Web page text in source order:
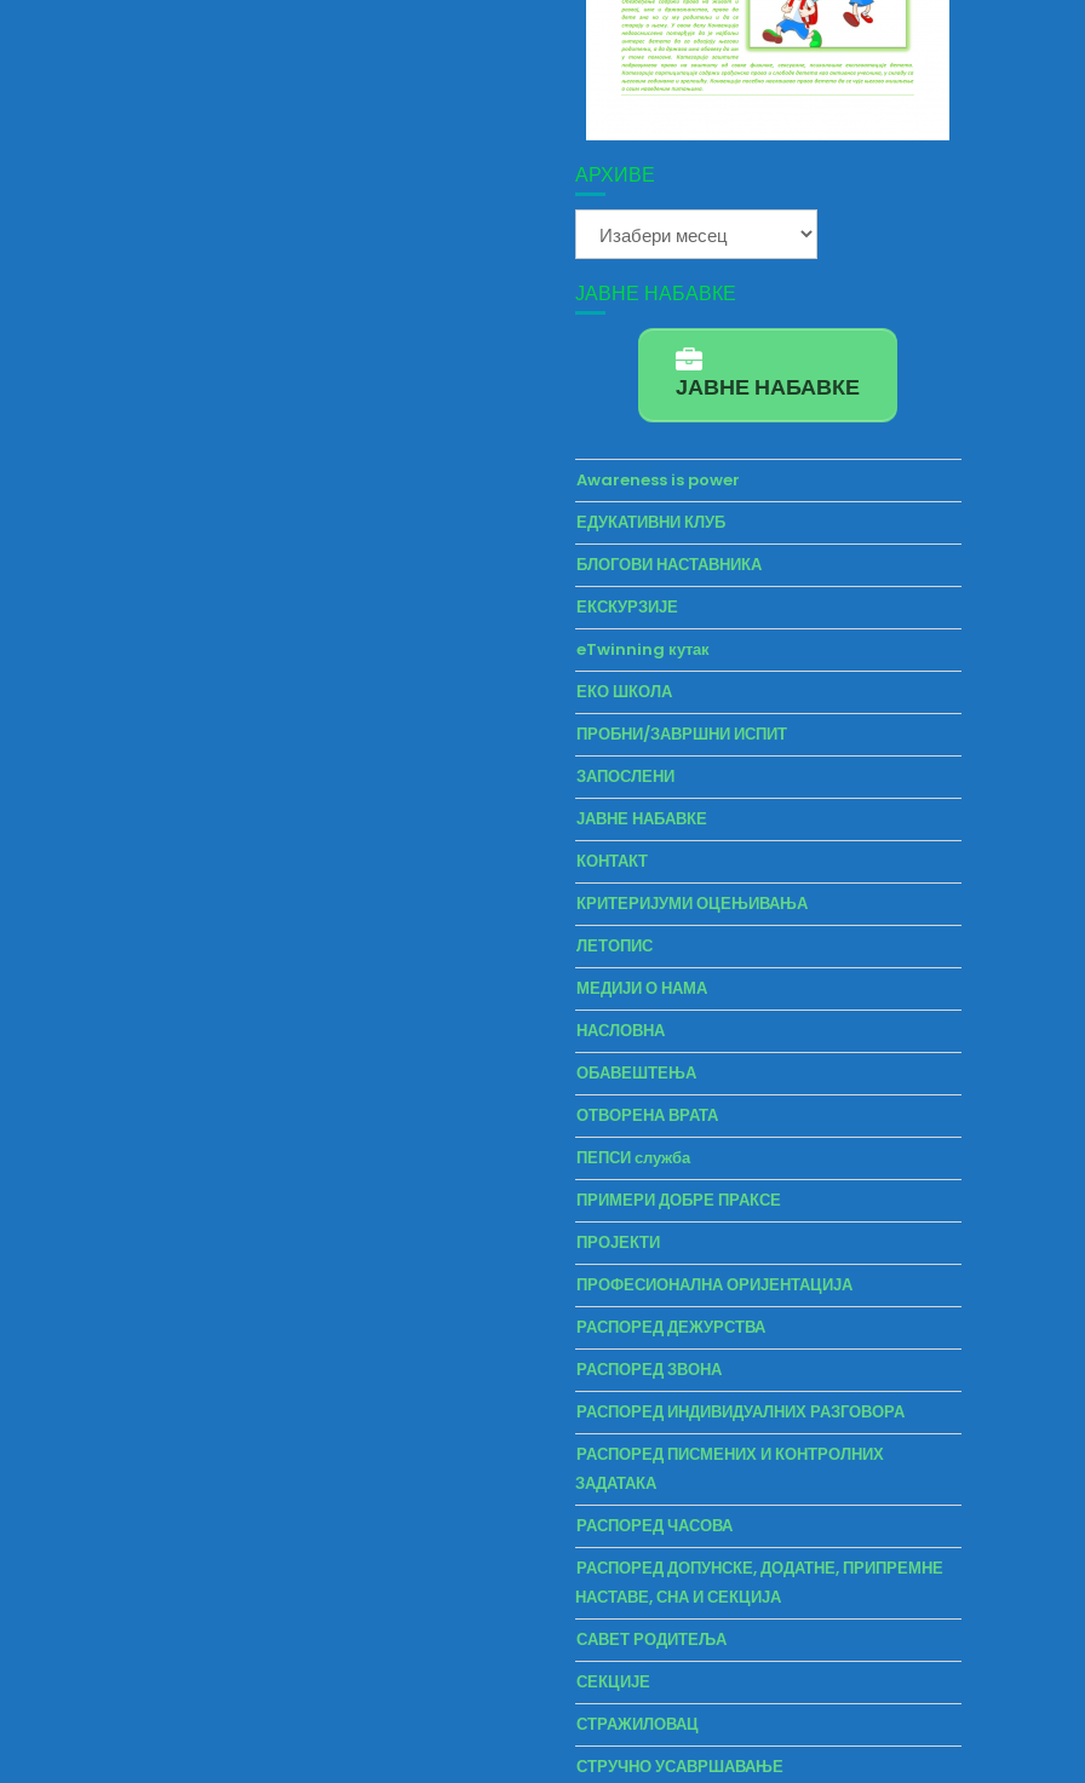
АРХИВЕ
ЈАВНЕ НАБАВКЕ
ЈАВНЕ НАБАВКЕ
Awareness is power
ЕДУКАТИВНИ КЛУБ
БЛОГОВИ НАСТАВНИКА
ЕКСКУРЗИЈЕ
eTwinning кутак
ЕКО ШКОЛА
ПРОБНИ/ЗАВРШНИ ИСПИТ
ЗАПОСЛЕНИ
ЈАВНЕ НАБАВКЕ
КОНТАКТ
КРИТЕРИЈУМИ ОЦЕЊИВАЊА
ЛЕТОПИС
МЕДИЈИ О НАМА
НАСЛОВНА
ОБАВЕШТЕЊА
ОТВОРЕНА ВРАТА
ПЕПСИ служба
ПРИМЕРИ ДОБРЕ ПРАКСЕ
ПРОЈЕКТИ
ПРОФЕСИОНАЛНА ОРИЈЕНТАЦИЈА
РАСПОРЕД ДЕЖУРСТВА
РАСПОРЕД ЗВОНА
РАСПОРЕД ИНДИВИДУАЛНИХ РАЗГОВОРА
РАСПОРЕД ПИСМЕНИХ И КОНТРОЛНИХ
ЗАДАТАКА
РАСПОРЕД ЧАСОВА
РАСПОРЕД ДОПУНСКЕ, ДОДАТНЕ, ПРИПРЕМНЕ
НАСТАВЕ, СНА И СЕКЦИЈА
САВЕТ РОДИТЕЉА
СЕКЦИЈЕ
СТРАЖИЛОВАЦ
СТРУЧНО УСАВРШАВАЊЕ